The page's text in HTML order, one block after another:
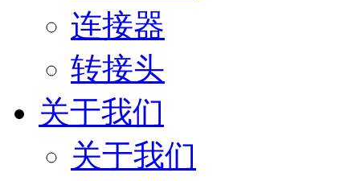
连接器
转接头
关于我们
关于我们